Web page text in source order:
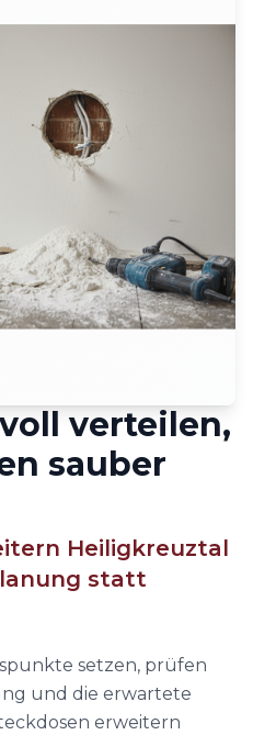
verteilen,
sauber
Heiligkreuztal
statt
setzen, prüfen
und die erwartete
erweitern